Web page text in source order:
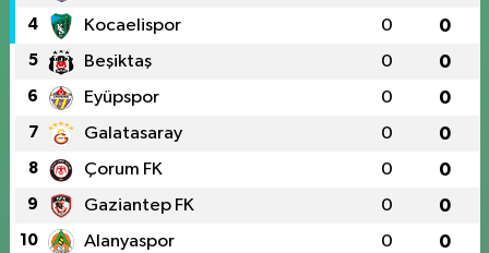
4 Kocaelispor 0 0
5 Beşiktaş 0 0
6 Eyüpspor 0 0
7 Galatasaray 0 0
8 Çorum FK 0 0
9 Gaziantep FK 0 0
10 Alanyaspor 0 0